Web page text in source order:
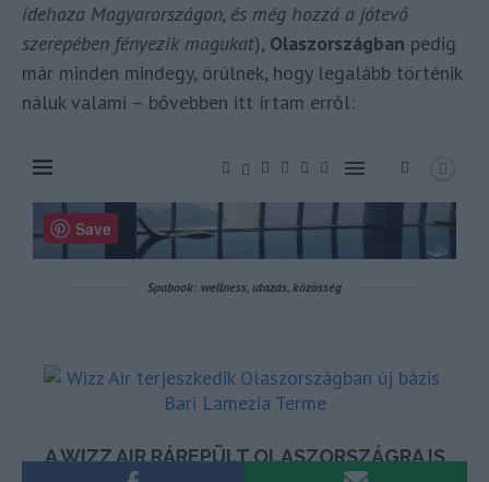
idehaza Magyarországon, és még hozzá a jótevő
szerepében fényezik magukat), Olaszországban pedig
már minden mindegy, örülnek, hogy legalább történik
náluk valami – bővebben itt írtam erről: